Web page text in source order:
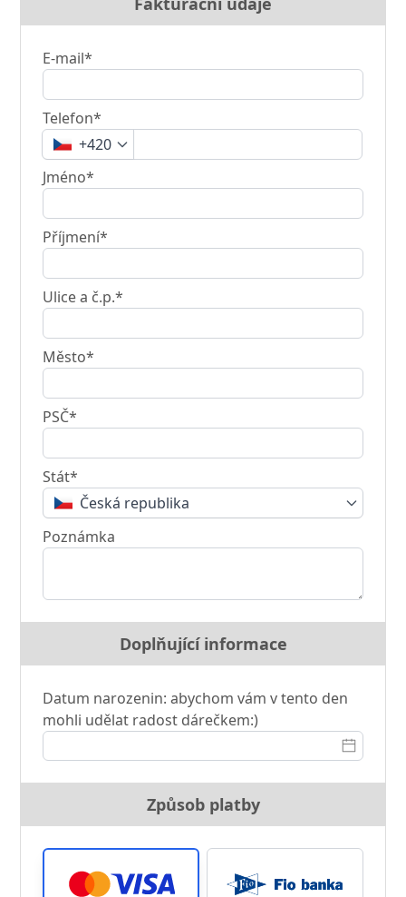
E-mail*
Telefon*
+420
Jméno*
Příjmení*
Ulice a č.p.*
Město*
PSČ*
Stát*
Česká republika
Poznámka
Doplňující informace
Datum narozenin: abychom vám v tento den
mohli udělat radost dárečkem:)
Způsob platby